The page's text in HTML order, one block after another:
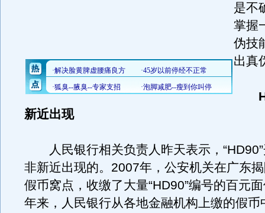
是不
掌握
伪技
出真
新近出现
人民银行相关负责人昨天表示，“HD90”
非新近出现的。2007年，公安机关在广东
假币窝点，收缴了大量“HD90”编号的百元
年来，人民银行从各地金融机构上缴的假币